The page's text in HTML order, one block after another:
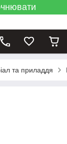
та приладдя